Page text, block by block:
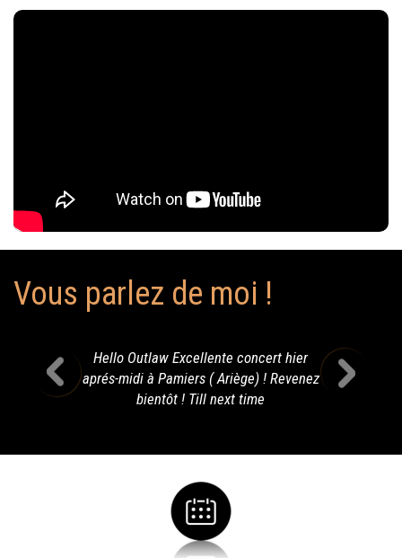
Vous parlez de moi !
Hello Outlaw Excellente concert hier
aprés-midi à Pamiers ( Ariège) ! Revenez
bientôt ! Till next time